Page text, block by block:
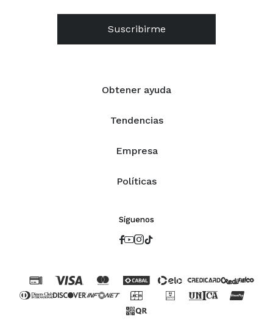
Obtener ayuda
Tendencias
Empresa
Políticas
Suscribirme
Síguenos
